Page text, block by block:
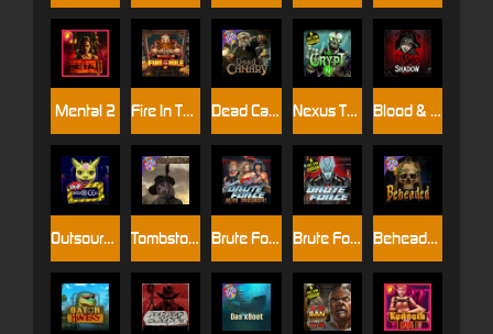
Brute Force
Mental 2 Blood & Shadow
Outsourced Beheaded
Brute Force: Alien Onslaught
Nexus The Crypt
Tombstone RIP
Fire In The Hole xBomb Dead Canary